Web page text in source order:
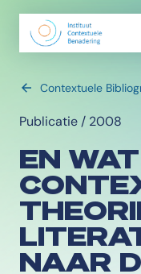
Contextuele
Publicatie / 2008
EN
NAAR